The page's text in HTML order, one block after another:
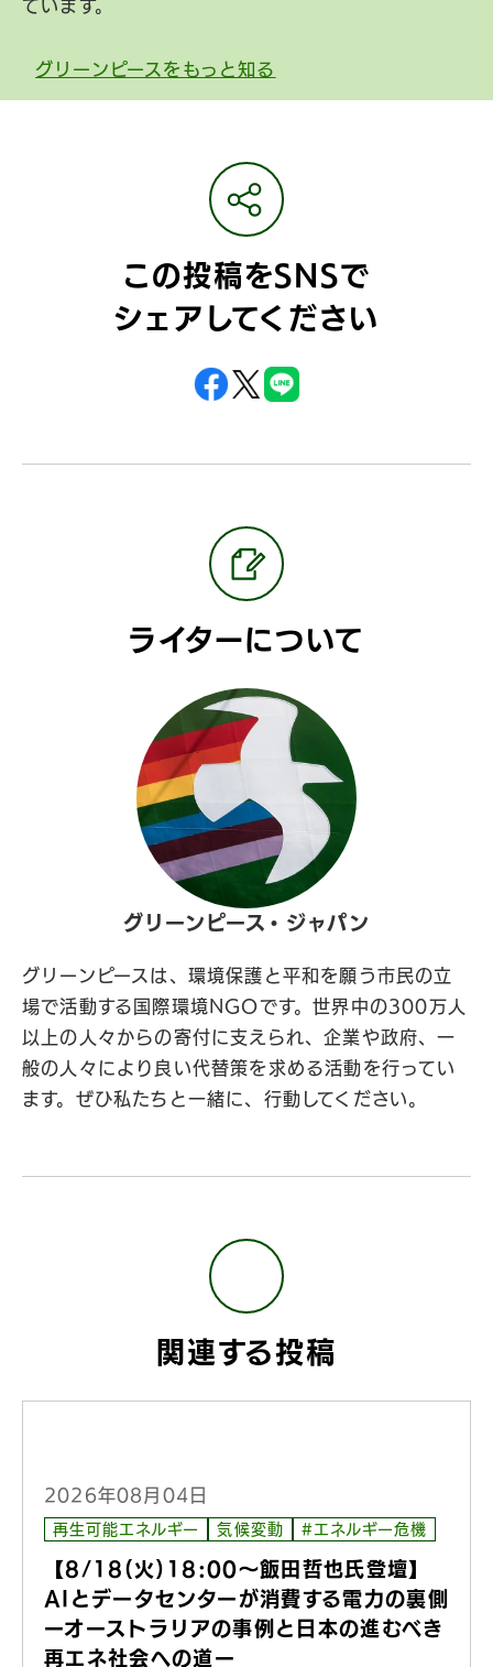
ています。
グリーンピースをもっと知る
この投稿をSNSで
シェアしてください
ライターについて
グリーンピース・ジャパン
グリーンピースは、環境保護と平和を願う市民の立
場で活動する国際環境NGOです。世界中の300万人
以上の人々からの寄付に支えられ、企業や政府、一
般の人々により良い代替策を求める活動を行ってい
ます。ぜひ私たちと一緒に、行動してください。
関連する投稿
2026年08月04日
再生可能エネルギー 気候変動 #エネルギー危機
【8/18(火)18:00〜飯田哲也氏登壇】
AIとデータセンターが消費する電力の裏側
ーオーストラリアの事例と日本の進むべき
再エネ社会への道ー